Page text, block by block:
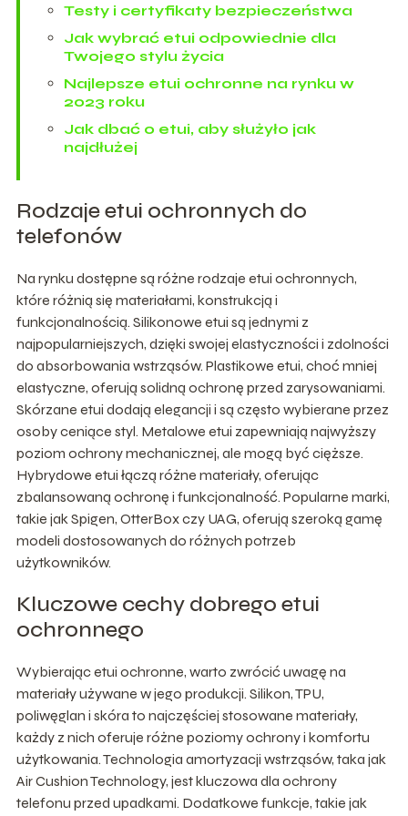
Testy i certyfikaty bezpieczeństwa
Jak wybrać etui odpowiednie dla
Twojego stylu życia
Najlepsze etui ochronne na rynku w
2023 roku
Jak dbać o etui, aby służyło jak
najdłużej
Rodzaje etui ochronnych do
telefonów
Na rynku dostępne są różne rodzaje etui ochronnych,
które różnią się materiałami, konstrukcją i
funkcjonalnością. Silikonowe etui są jednymi z
najpopularniejszych, dzięki swojej elastyczności i zdolności
do absorbowania wstrząsów. Plastikowe etui, choć mniej
elastyczne, oferują solidną ochronę przed zarysowaniami.
Skórzane etui dodają elegancji i są często wybierane przez
osoby ceniące styl. Metalowe etui zapewniają najwyższy
poziom ochrony mechanicznej, ale mogą być cięższe.
Hybrydowe etui łączą różne materiały, oferując
zbalansowaną ochronę i funkcjonalność. Popularne marki,
takie jak Spigen, OtterBox czy UAG, oferują szeroką gamę
modeli dostosowanych do różnych potrzeb
użytkowników.
Kluczowe cechy dobrego etui
ochronnego
Wybierając etui ochronne, warto zwrócić uwagę na
materiały używane w jego produkcji. Silikon, TPU,
poliwęglan i skóra to najczęściej stosowane materiały,
każdy z nich oferuje różne poziomy ochrony i komfortu
użytkowania. Technologia amortyzacji wstrząsów, taka jak
Air Cushion Technology, jest kluczowa dla ochrony
telefonu przed upadkami. Dodatkowe funkcje, takie jak